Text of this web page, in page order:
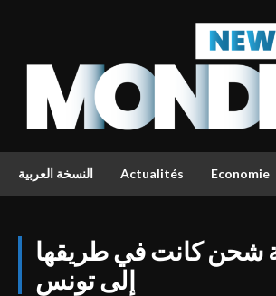
النسخة العربية Actualités Economie
شحن كانت في طريقها
إلى تونس